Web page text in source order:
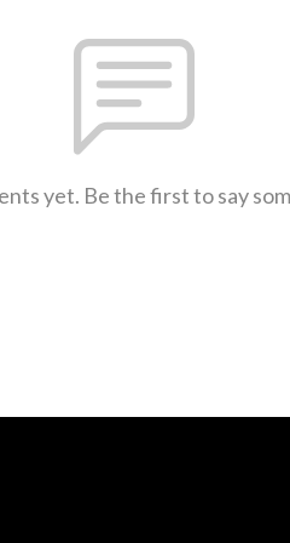
yet. Be the first to say